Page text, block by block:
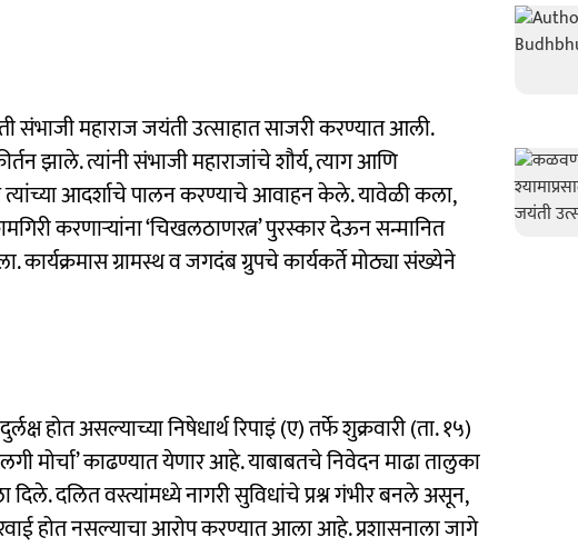
संभाजी महाराज जयंती उत्साहात साजरी करण्यात आली.
झाले. त्यांनी संभाजी महाराजांचे शौर्य, त्याग आणि
त्यांच्या आदर्शाचे पालन करण्याचे आवाहन केले. यावेळी कला,
करणाऱ्यांना ‘चिखलठाणरत्न’ पुरस्कार देऊन सन्मानित
कार्यक्रमास ग्रामस्थ व जगदंब ग्रुपचे कार्यकर्ते मोठ्या संख्येने
होत असल्याच्या निषेधार्थ रिपाइं (ए) तर्फे शुक्रवारी (ता. १५)
मोर्चा’ काढण्यात येणार आहे. याबाबतचे निवेदन माढा तालुका
दलित वस्त्यांमध्ये नागरी सुविधांचे प्रश्न गंभीर बनले असून,
होत नसल्याचा आरोप करण्यात आला आहे. प्रशासनाला जागे